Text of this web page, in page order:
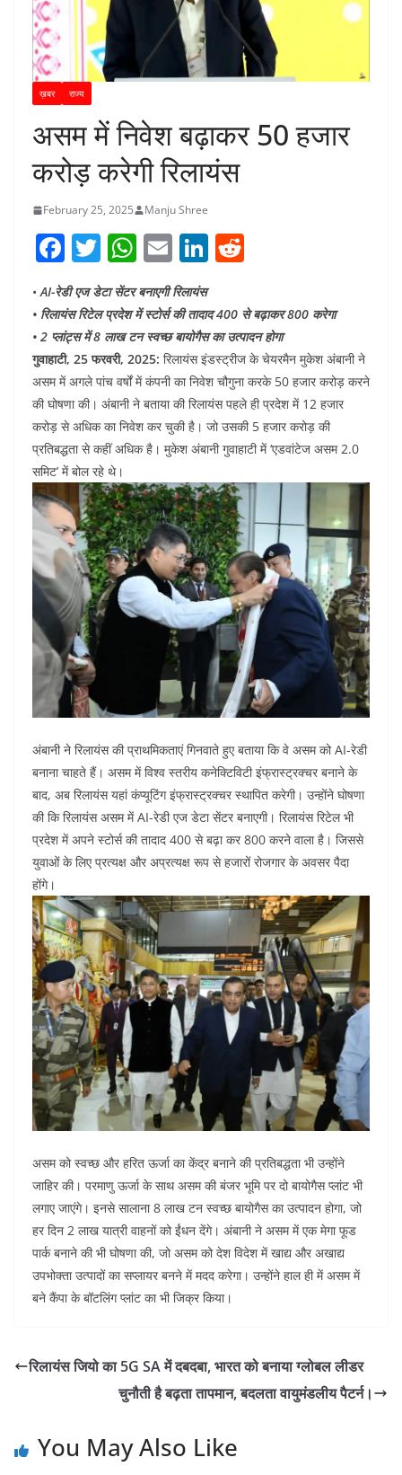
ख़बर राज्य
असम में निवेश बढ़ाकर 50 हजार
करोड़ करेगी रिलायंस
February 25, 2025 Manju Shree
F
a
c
e
b
o
o
k
T
w
itt
er
W
at
s
A
p
p
E
m
ai
l
Li
k
e
dI
n
d
di
t
•AI-रेडी एज डेटा सेंटर बनाएगी रिलायंस
• रिलायंस रिटेल प्रदेश में स्टोर्स की तादाद 400 से बढ़ाकर 800 करेगा
• 2 प्लांट्स में 8 लाख टन स्वच्छ बायोगैस का उत्पादन होगा
गुवाहाटी, 25 फरवरी, 2025: रिलायंस इंडस्ट्रीज के चेयरमैन मुकेश अंबानी ने
असम में अगले पांच वर्षों में कंपनी का निवेश चौगुना करके 50 हजार करोड़ करने
की घोषणा की। अंबानी ने बताया की रिलायंस पहले ही प्रदेश में 12 हजार
करोड़ से अधिक का निवेश कर चुकी है। जो उसकी 5 हजार करोड़ की
प्रतिबद्धता से कहीं अधिक है। मुकेश अंबानी गुवाहाटी में ‘एडवांटेज असम 2.0
समिट’ में बोल रहे थे।
अंबानी ने रिलायंस की प्राथमिकताएं गिनवाते हुए बताया कि वे असम को AI-रेडी
बनाना चाहते हैं। असम में विश्व स्तरीय कनेक्टिविटी इंफ्रास्ट्रक्चर बनाने के
बाद, अब रिलायंस यहां कंप्यूटिंग इंफ्रास्ट्रक्चर स्थापित करेगी। उन्होंने घोषणा
की कि रिलायंस असम में AI-रेडी एज डेटा सेंटर बनाएगी। रिलायंस रिटेल भी
प्रदेश में अपने स्टोर्स की तादाद 400 से बढ़ा कर 800 करने वाला है। जिससे
युवाओं के लिए प्रत्यक्ष और अप्रत्यक्ष रूप से हजारों रोजगार के अवसर पैदा
होंगे।
असम को स्वच्छ और हरित ऊर्जा का केंद्र बनाने की प्रतिबद्धता भी उन्होंने
जाहिर की। परमाणु ऊर्जा के साथ असम की बंजर भूमि पर दो बायोगैस प्लांट भी
लगाए जाएंगे। इनसे सालाना 8 लाख टन स्वच्छ बायोगैस का उत्पादन होगा, जो
हर दिन 2 लाख यात्री वाहनों को ईंधन देंगे। अंबानी ने असम में एक मेगा फूड
पार्क बनाने की भी घोषणा की, जो असम को देश विदेश में खाद्य और अखाद्य
उपभोक्ता उत्पादों का सप्लायर बनने में मदद करेगा। उन्होंने हाल ही में असम में
बने कैंपा के बॉटलिंग प्लांट का भी जिक्र किया।
रिलायंस जियो का 5G SA में दबदबा, भारत को बनाया ग्लोबल लीडर
चुनौती है बढ़ता तापमान, बदलता वायुमंडलीय पैटर्न।
You May Also Like